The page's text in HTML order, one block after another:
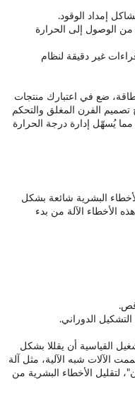
إمداد الوقود.
من الوصول إلى الحرارة
غير دقيقة لنظام
ضع في اعتبارك منتجات
تصميم الفرن المغلق والتحكم
يُسهّل إدارة درجة الحرارة
البشرية شائعة بشكل
الأخطاء الآلة من بدء
الدوراني.
القياسية أن يقللا بشكل
شبه الآلية، مثل آلة
لتقليل الأخطاء البشرية من